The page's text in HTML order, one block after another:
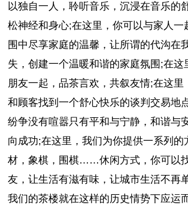
以独自一人，聆听音乐，沉浸在音乐的
松神经和身心;在这里，你可以与家人一
围中尽享家庭的温馨，让所谓的代沟在
失，创建一个温暖和谐的家庭氛围;在这
朋友一起，品茶言欢，共叙友情;在这里
和顾客找到一个舒心快乐的谈判交易地
纷争没有喧嚣只有平和与宁静，和谐与
向成功;在这里，我们为你提供一系列
材，象棋，围棋……休闲方式，你可以
友，让生活有滋有味，让城市生活不再
我们的茶楼就在这样的历史情势下应运